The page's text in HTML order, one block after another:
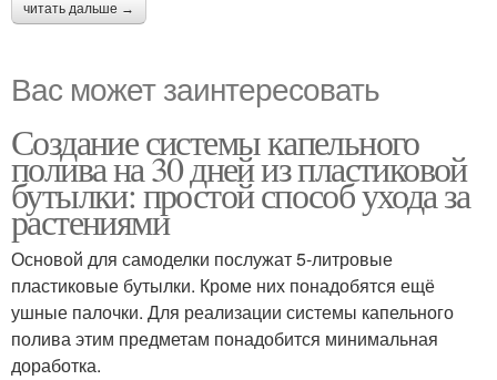
читать дальше →
Вас может заинтересовать
Создание системы капельного
полива на 30 дней из пластиковой
бутылки: простой способ ухода за
растениями
Основой для самоделки послужат 5-литровые
пластиковые бутылки. Кроме них понадобятся ещё
ушные палочки. Для реализации системы капельного
полива этим предметам понадобится минимальная
доработка.